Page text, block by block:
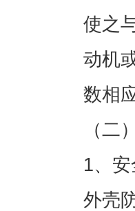
使之
动机
数相
（二
1、
外壳